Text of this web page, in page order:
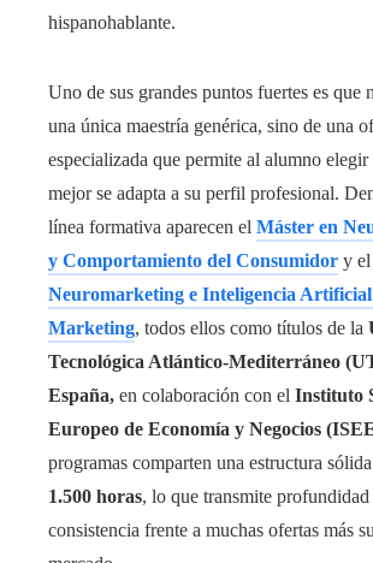
hispanohablante.
Uno de sus grandes puntos fuertes es que
una única maestría genérica, sino de una
especializada que permite al alumno
mejor se adapta a su perfil profesional.
línea formativa aparecen el Máster en
y Comportamiento del Consumidor y el
Neuromarketing e Inteligencia
Marketing, todos ellos como títulos de la
Tecnológica Atlántico-Mediterráneo
España, en colaboración con el Instituto
Europeo de Economía y Negocios
programas comparten una estructura
1.500 horas, lo que transmite
consistencia frente a muchas ofertas más